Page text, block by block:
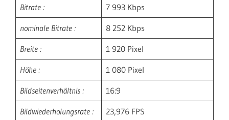
Bitrate : 7 993 Kbps
nominale Bitrate : 8 252 Kbps
Breite : 1 920 Pixel
Höhe : 1 080 Pixel
Bildseitenverhältnis : 16:9
Bildwiederholungsrate : 23,976 FPS